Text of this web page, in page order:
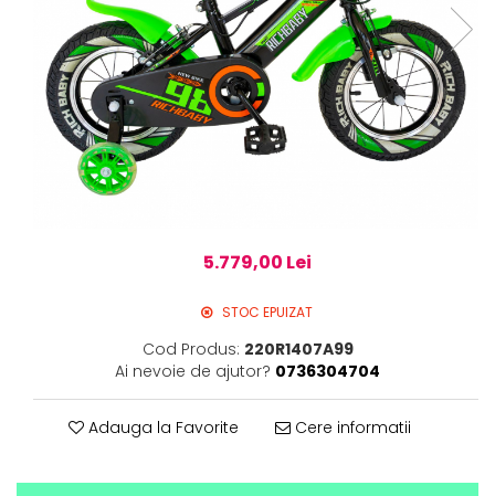
5.779,00 Lei
STOC EPUIZAT
Cod Produs: 220R1407A99
Ai nevoie de ajutor? 0736304704
Adauga la Favorite Cere informatii